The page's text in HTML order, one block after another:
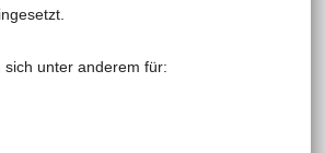
sich unter anderem für: